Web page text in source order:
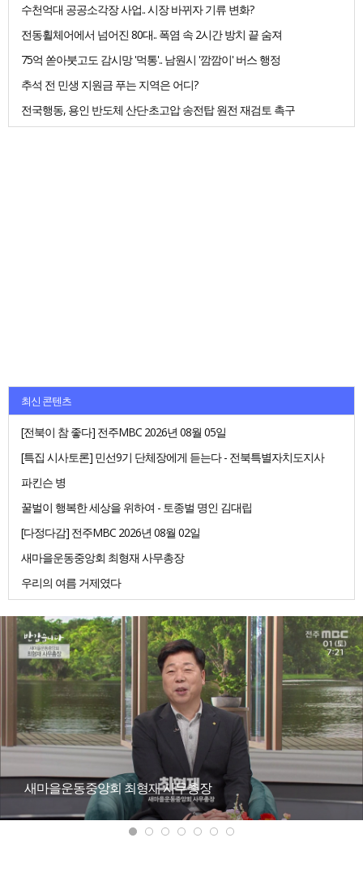
수천억대 공공소각장 사업.. 시장 바뀌자 기류 변화?
전동휠체어에서 넘어진 80대.. 폭염 속 2시간 방치 끝 숨져
75억 쏟아붓고도 감시망 '먹통'.. 남원시 '깜깜이' 버스 행정
추석 전 민생 지원금 푸는 지역은 어디?
전국행동, 용인 반도체 산단·초고압 송전탑 원전 재검토 촉구
최신 콘텐츠
[전북이 참 좋다] 전주MBC 2026년 08월 05일
[특집 시사토론] 민선9기 단체장에게 듣는다 - 전북특별자치도지사
파킨슨 병
꿀벌이 행복한 세상을 위하여 - 토종벌 명인 김대립
[다정다감] 전주MBC 2026년 08월 02일
새마을운동중앙회 최형재 사무총장
우리의 여름 거제였다
새마을운동중앙회 최형재 사무총장